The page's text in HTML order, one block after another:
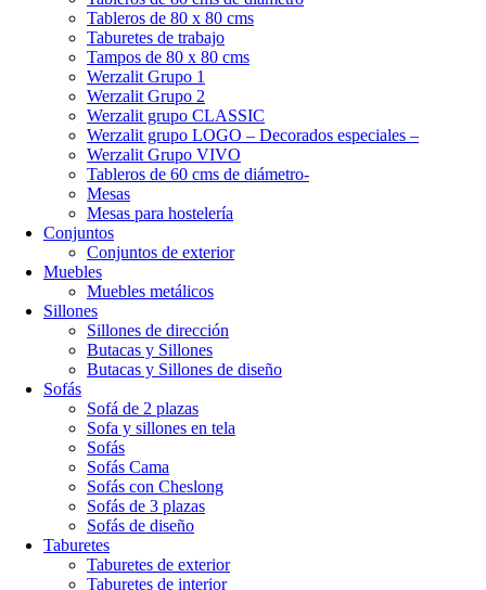
Tableros de 80 x 80 cms
Taburetes de trabajo
Tampos de 80 x 80 cms
Werzalit Grupo 1
Werzalit Grupo 2
Werzalit grupo CLASSIC
Werzalit grupo LOGO – Decorados especiales –
Werzalit Grupo VIVO
Tableros de 60 cms de diámetro-
Mesas
Mesas para hostelería
Conjuntos
Conjuntos de exterior
Muebles
Muebles metálicos
Sillones
Sillones de dirección
Butacas y Sillones
Butacas y Sillones de diseño
Sofás
Sofá de 2 plazas
Sofa y sillones en tela
Sofás
Sofás Cama
Sofás con Cheslong
Sofás de 3 plazas
Sofás de diseño
Taburetes
Taburetes de exterior
Taburetes de interior